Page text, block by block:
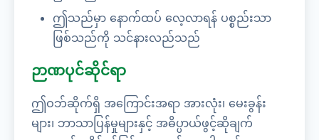
ဤသည်မှာ နောက်ထပ် လေ့လာရန် ပစ္စည်းသာ
ဖြစ်သည်ကို သင်နားလည်သည်
ဉာဏပုင်ဆိုင်ရာ
ဤဝဘ်ဆိုက်ရှိ အကြောင်းအရာ အားလုံး၊ မေးခွန်း
များ၊ ဘာသာပြန်မှုများနှင့် အဓိပ္ပာယ်ဖွင့်ဆိုချက်